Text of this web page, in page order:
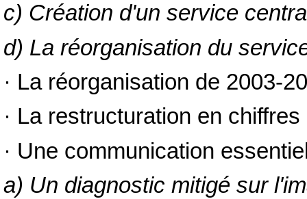
c) Création d'un service
d) La réorganisation du
· La réorganisation de 2003-
· La restructuration en chiffres
· Une communication
a) Un diagnostic mitigé sur